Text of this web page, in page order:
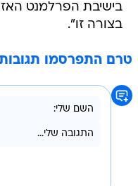
בישיבת הפרלמנט
בצורה זו".
טרם התפרסמו